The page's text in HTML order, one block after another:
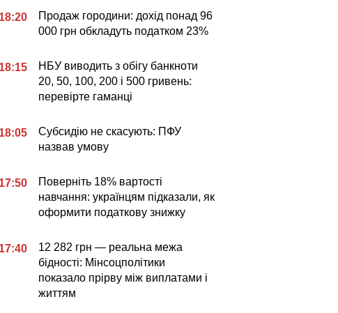
18:20
Продаж городини: дохід понад 96
000 грн обкладуть податком 23%
18:15
НБУ виводить з обігу банкноти
20, 50, 100, 200 і 500 гривень:
перевірте гаманці
18:05
Субсидію не скасують: ПФУ
назвав умову
17:50
Поверніть 18% вартості
навчання: українцям підказали, як
оформити податкову знижку
17:40
12 282 грн — реальна межа
бідності: Мінсоцполітики
показало прірву між виплатами і
життям